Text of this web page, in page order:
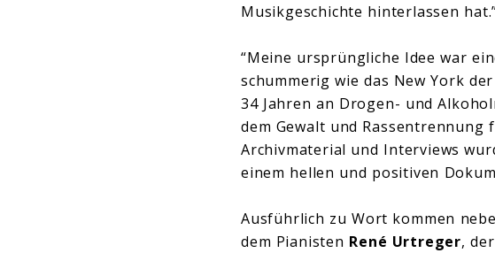
Musikgeschichte hinterlassen
“Meine ursprüngliche Idee war
schummerig wie das New York
34 Jahren an Drogen- und
dem Gewalt und
Archivmaterial und Interviews
einem hellen und positiven
Ausführlich zu Wort kommen
dem Pianisten René Urtreger,